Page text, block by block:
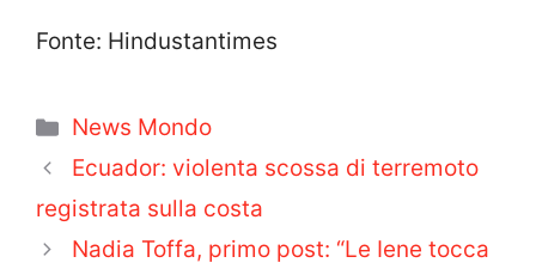
Fonte: Hindustantimes
Categorie
News Mondo
Ecuador: violenta scossa di terremoto
registrata sulla costa
Nadia Toffa, primo post: “Le Iene tocca